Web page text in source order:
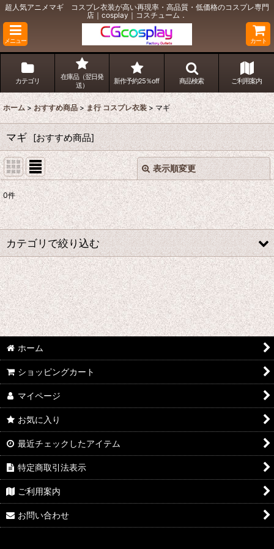
超人気アニメマギ コスプレ衣装が高い再現率・高品質・低価格のコスプレ専門
店｜cosplay｜コスチューム．
メニュー カート
カテゴリ
在庫品（翌日発
送）
新作予約25％off 商品検索 ご利用案内
ホーム > おすすめ商品 > ま行 コスプレ衣装 > マギ
マギ [おすすめ商品]
表示順変更
表示数:
並び順:
絞り込む
閉じる
0件
カテゴリで絞り込む
ま行 コスプレ衣装 (全商品)
魔法少女ノ魔女裁判
無期迷途
魔法使いの約束
明治東亰恋伽
マギ
魔法少女まどか☆マギカ
未来日記
機巧少女は傷つかない
ホーム
ショッピングカート
マイページ
お気に入り
最近チェックしたアイテム
特定商取引法表示
ご利用案内
お問い合わせ